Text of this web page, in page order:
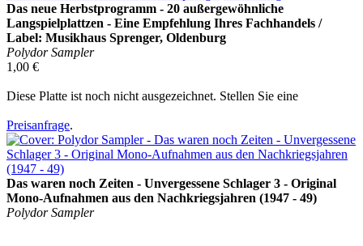
Das neue Herbstprogramm - 20 außergewöhnliche
Langspielplattzen - Eine Empfehlung Ihres Fachhandels /
Label: Musikhaus Sprenger, Oldenburg
Polydor Sampler
1,00 €
Diese Platte ist noch nicht ausgezeichnet. Stellen Sie eine
Preisanfrage.
Das waren noch Zeiten - Unvergessene Schlager 3 - Original
Mono-Aufnahmen aus den Nachkriegsjahren (1947 - 49)
Polydor Sampler